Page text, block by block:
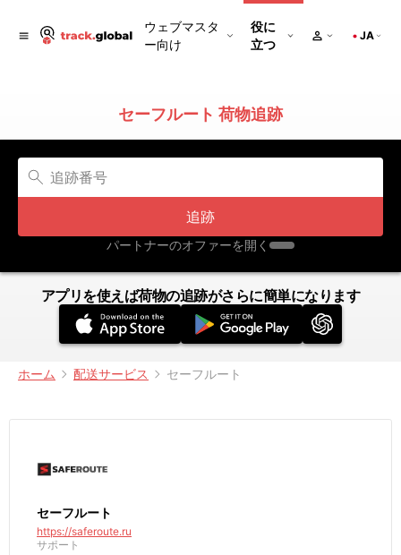
ウェブマスタ
ー向け
役に
立つ
JA
セーフルート 荷物追跡
追跡
パートナーのオファーを開く
アプリを使えば荷物の追跡がさらに簡単になります
ホーム 配送サービス セーフルート
セーフルート
https://saferoute.ru
サポート